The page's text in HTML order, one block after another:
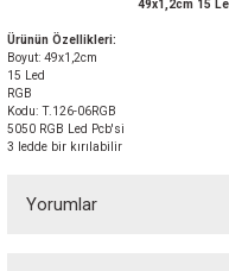
49x1,2cm 15
Ürünün Özellikleri:
Boyut: 49x1,2cm
15 Led
RGB
Kodu: T.126-06RGB
5050 RGB Led Pcb'si
3 ledde bir kırılabilir
Yorumlar